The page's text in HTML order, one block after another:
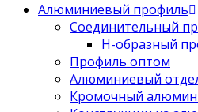
Алюминиевый профиль
Соединительный
Н-образный
Профиль оптом
Алюминиевый
Кромочный